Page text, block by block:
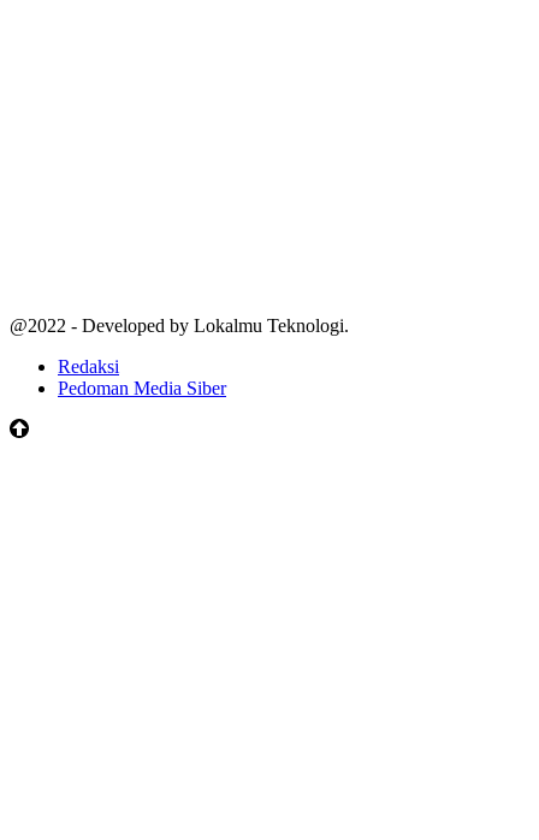
@2022 - Developed by Lokalmu Teknologi.
Redaksi
Pedoman Media Siber